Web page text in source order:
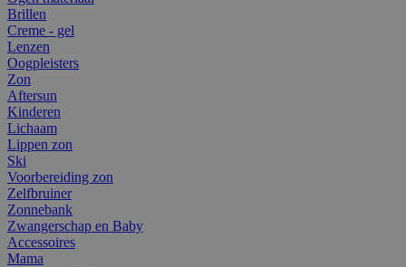
Brillen
Creme - gel
Lenzen
Oogpleisters
Zon
Aftersun
Kinderen
Lichaam
Lippen zon
Ski
Voorbereiding zon
Zelfbruiner
Zonnebank
Zwangerschap en Baby
Accessoires
Mama